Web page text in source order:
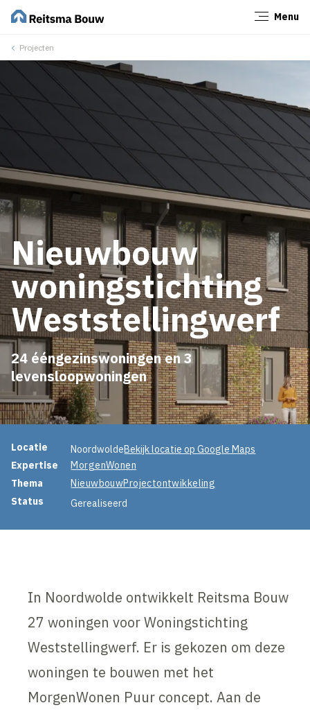
Menu
Projecten
Nieuwbouw
woningstichting
Weststellingwerf
24 ééngezinswoningen en 3
levensloopwoningen
Projectinformatie
Locatie NoordwoldeBekijk locatie op Google Maps
Expertise
MorgenWonen
Thema
NieuwbouwProjectontwikkeling
Status
Gerealiseerd
In Noordwolde ontwikkelt Reitsma Bouw
27 woningen voor Woningstichting
Weststellingwerf. Er is gekozen om deze
woningen te bouwen met het
MorgenWonen Puur concept. Aan de
Sluiten